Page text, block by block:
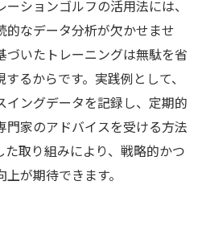
ションゴルフの活用法には、
なデータ分析が欠かせませ
づいたトレーニングは無駄を省
るからです。実践例として、
イングデータを記録し、定期的
門家のアドバイスを受ける方法
取り組みにより、戦略的かつ
が期待できます。